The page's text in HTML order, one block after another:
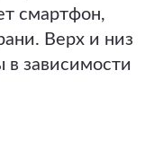
смартфон,
Верх и низ
в зависимости